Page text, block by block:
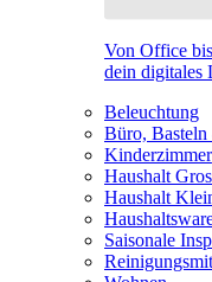
Von Office
dein digitales
Beleuchtung
Büro, Basteln
Kinderzimmer
Haushalt
Haushalt
Saisonale